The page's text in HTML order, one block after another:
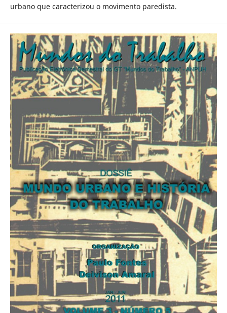
urbano que caracterizou o movimento paredista.